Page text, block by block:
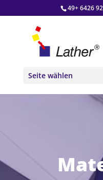
49+ 6426
Seite wählen